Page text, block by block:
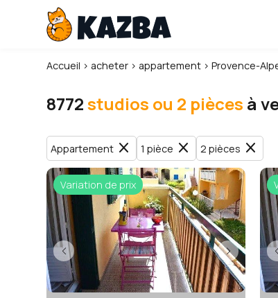
Accueil › acheter › appartement ›Provence-
8772studios ou 2 pièces à
Appartement close 1 pièce close 2 pièces close
Variation de prix